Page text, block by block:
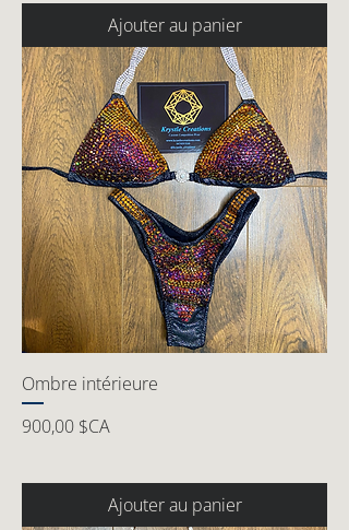
Ajouter au panier
Ombre intérieure
Prix
900,00 $CA
Ajouter au panier